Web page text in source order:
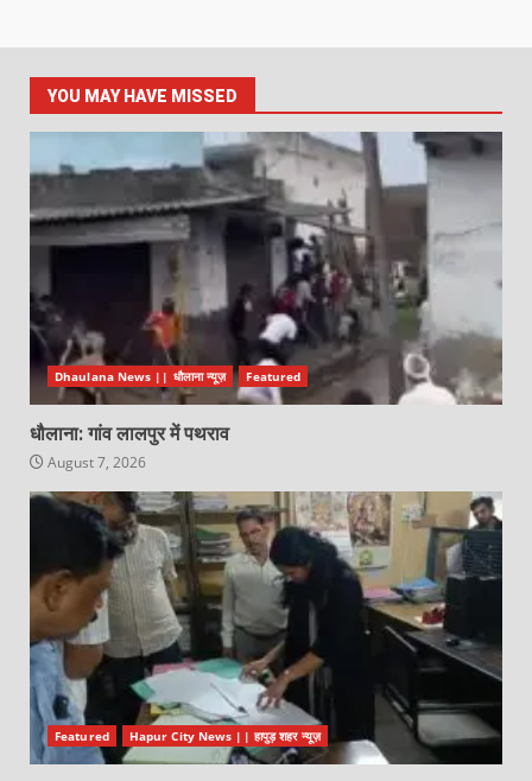
YOU MAY HAVE MISSED
Dhaulana News || धौलाना न्यूज़ Featured
धौलाना: गांव लालपुर में पथराव
August 7, 2026
Featured Hapur City News || हापुड़ शहर न्यूज़